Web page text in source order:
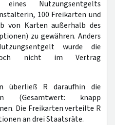
Nutzungsentgelts
100 Freikarten und
von Karten außerhalb des
zu gewähren. Anders
wurde die
nicht im Vertrag
überließ R daraufhin die
(Gesamtwert: knapp
Die Freikarten verteilte R
an drei Staatsräte.